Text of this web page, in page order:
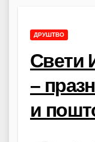
ДРУШТВО
Свети
–
и